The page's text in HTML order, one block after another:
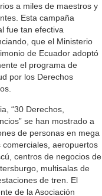
a miles de maestros y
Esta campaña
fue tan efectiva
que el Ministerio
de Ecuador adoptó
el programa de
por los Derechos
“30 Derechos,
se han mostrado a
de personas en mega
comerciales, aeropuertos
centros de negocios de
multisalas de
de tren. El
de la Asociación